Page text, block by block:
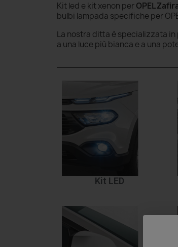
Kit led e kit xenon perOPEL
bulbi lampada specifiche per
La nostra ditta è specializzata
a una luce più bianca e a una
Kit LED